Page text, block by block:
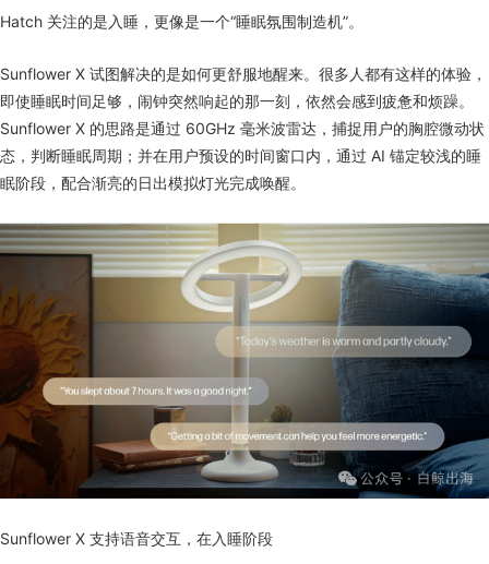
Hatch 关注的是入睡，更像是一个“睡眠氛围制造机”。
Sunflower X 试图解决的是如何更舒服地醒来。很多人都有这样的体验，
即使睡眠时间足够，闹钟突然响起的那一刻，依然会感到疲惫和烦躁。
Sunflower X 的思路是通过 60GHz 毫米波雷达，捕捉用户的胸腔微动状
态，判断睡眠周期；并在用户预设的时间窗口内，通过 AI 锚定较浅的睡
眠阶段，配合渐亮的日出模拟灯光完成唤醒。
Sunflower X 支持语音交互，在入睡阶段